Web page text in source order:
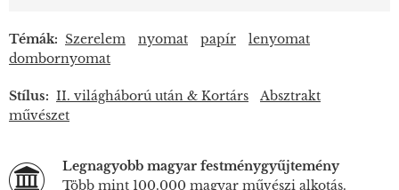
Témák: Szerelem nyomat papír
lenyomat
dombornyomat
Stílus: II. világháború után & Kortárs
Absztrakt
művészet
Legnagyobb magyar festménygyűjtemény
Több mint 100.000 magyar művészi alkotás.